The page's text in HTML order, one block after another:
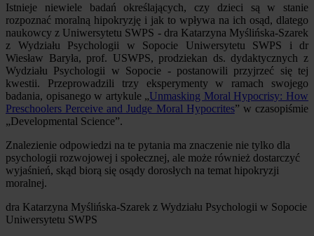
Istnieje niewiele badań określających, czy dzieci są w stanie
rozpoznać moralną hipokryzję i jak to wpływa na ich osąd, dlatego
naukowcy z Uniwersytetu SWPS - dra Katarzyna Myślińska-Szarek
z Wydziału Psychologii w Sopocie Uniwersytetu SWPS i dr
Wiesław Baryła, prof. USWPS, prodziekan ds. dydaktycznych z
Wydziału Psychologii w Sopocie - postanowili przyjrzeć się tej
kwestii. Przeprowadzili trzy eksperymenty w ramach swojego
badania, opisanego w artykule „Unmasking Moral Hypocrisy: How
Preschoolers Perceive and Judge Moral Hypocrites” w czasopiśmie
„Developmental Science”.
Znalezienie odpowiedzi na te pytania ma znaczenie nie tylko dla
psychologii rozwojowej i społecznej, ale może również dostarczyć
wyjaśnień, skąd biorą się osądy dorosłych na temat hipokryzji
moralnej.
dra Katarzyna Myślińska-Szarek z Wydziału Psychologii w Sopocie
Uniwersytetu SWPS